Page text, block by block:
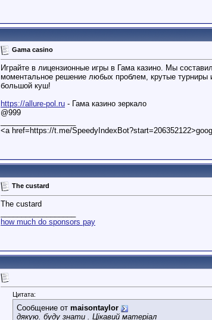
Gama casino
Играйте в лицензионные игры в Гама казино. Мы
моментальное решение любых проблем, крутые турниры
большой куш!
https://allure-pol.ru - Гама казино зеркало
@999
<a href=https://t.me/
The custard
The custard
how much do sponsors pay
Цитата:
Сообщение от maisontaylor
дякую. буду знати . Цікавий матеріал